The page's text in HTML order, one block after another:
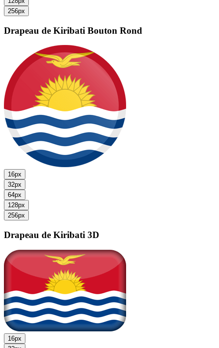
256px
Drapeau de Kiribati Bouton Rond
16px
32px
64px
128px
256px
Drapeau de Kiribati 3D
16px